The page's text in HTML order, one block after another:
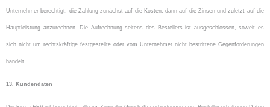
Unternehmer berechtigt, die Zahlung zunächst auf die Kosten, dann auf die Zinsen und zuletzt auf die
Hauptleistung anzurechnen. Die Aufrechnung seitens des Bestellers ist ausgeschlossen, soweit es
sich nicht um rechtskräftige festgestellte oder vom Unternehmer nicht bestrittene Gegenforderungen
handelt.
13. Kundendaten